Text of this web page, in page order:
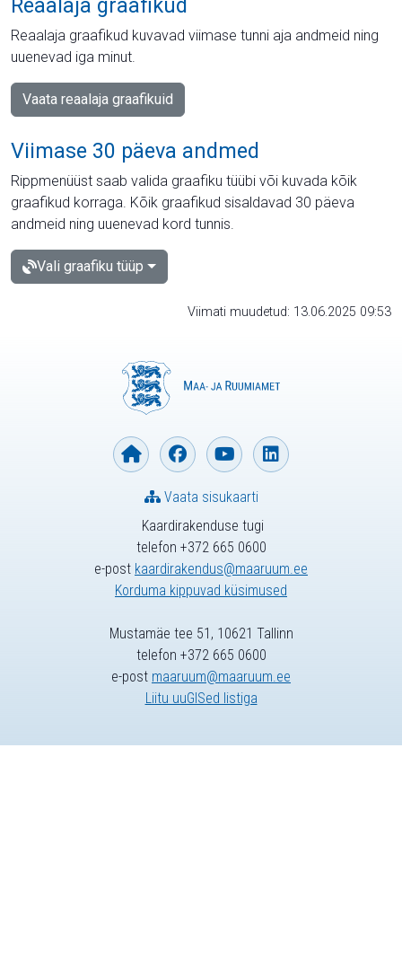
Reaalaja graafikud
Reaalaja graafikud kuvavad viimase tunni aja andmeid ning
uuenevad iga minut.
Vaata reaalaja graafikuid
Viimase 30 päeva andmed
Rippmenüüst saab valida graafiku tüübi või kuvada kõik
graafikud korraga. Kõik graafikud sisaldavad 30 päeva
andmeid ning uuenevad kord tunnis.
Vali graafiku tüüp
Viimati muudetud: 13.06.2025 09:53
Kaardirakenduse tugi
telefon +372 665 0600
e-post kaardirakendus@maaruum.ee
Korduma kippuvad küsimused
Vaata sisukaarti
Mustamäe tee 51, 10621 Tallinn
telefon +372 665 0600
e-post maaruum@maaruum.ee
Liitu uuGISed listiga